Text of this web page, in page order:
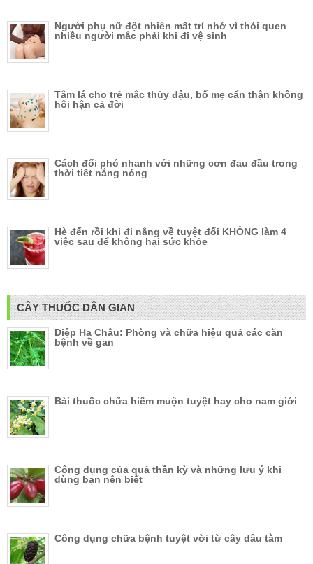
Người phụ nữ đột nhiên mất trí nhớ vì thói quen
nhiều người mắc phải khi đi vệ sinh
Tắm lá cho trẻ mắc thủy đậu, bố mẹ cẩn thận không
hôi hận cả đời
Cách đối phó nhanh với những cơn đau đầu trong
thời tiết nắng nóng
Hè đến rồi khi đi nắng về tuyệt đối KHÔNG làm 4
việc sau để không hại sức khỏe
CÂY THUỐC DÂN GIAN
Diệp Hạ Châu: Phòng và chữa hiệu quả các căn
bệnh về gan
Bài thuốc chữa hiếm muộn tuyệt hay cho nam giới
Công dụng của quả thần kỳ và những lưu ý khi
dùng bạn nên biết
Công dụng chữa bệnh tuyệt vời từ cây dâu tằm